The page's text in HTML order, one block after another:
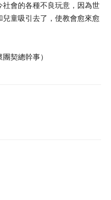
會的各種不良玩意，因為世
童吸引去了，使教會愈來愈
契總幹事）